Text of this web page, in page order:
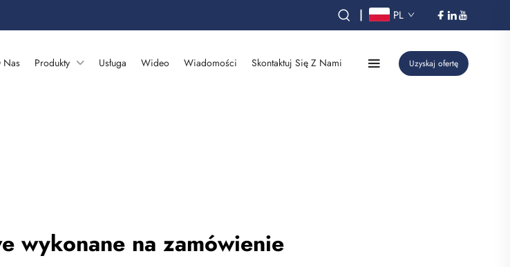
| PL
Nas Produkty Usługa Wideo Wiadomości Skontaktuj Się Z Nami Uzyskaj ofertę
wykonane na zamówienie